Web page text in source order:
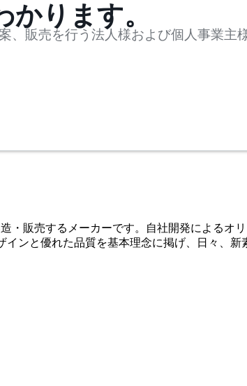
ります。
販売を行う法人様および個人事業主
・販売するメーカーです。自社開発によるオ
ンと優れた品質を基本理念に掲げ、日々、新